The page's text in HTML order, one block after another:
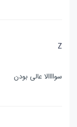
Z
سواااالا عالی بودن